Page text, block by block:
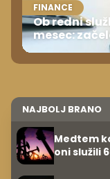
FINANCE
Ob redni
mesec:
NAJBOLJ BRANO
Medtem
oni služili